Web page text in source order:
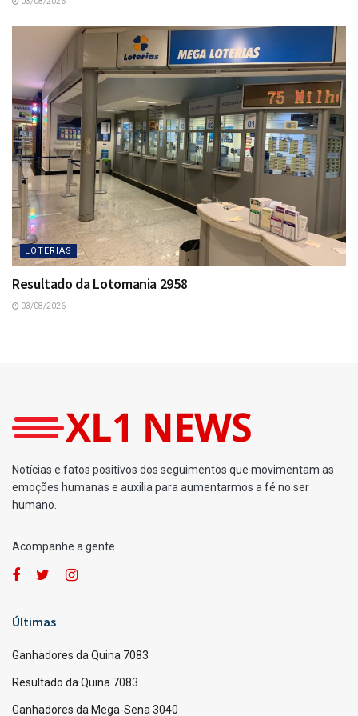
LOTERIAS
Resultado da Lotomania 2958
03/08/2026
Home Loterias
Ganhadores da Quina 7033
Fernando Powodzenia